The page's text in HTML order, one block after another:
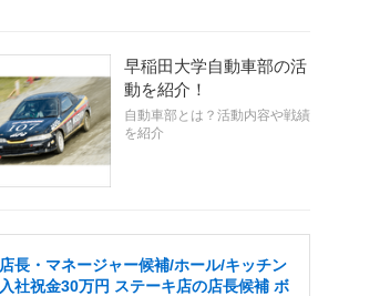
早稲田大学自動車部の活
動を紹介！
自動車部とは？活動内容や戦績
を紹介
店長・マネージャー候補/ホール/キッチン
入社祝金30万円 ステーキ店の店長候補 ボ